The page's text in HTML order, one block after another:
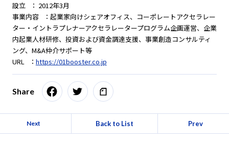
設立 ： 2012年3月
事業内容 ：起業家向けシェアオフィス、コーポレートアクセラレー
ター・イントラプレナーアクセラレータープログラム企画運営、企業
内起業人材研修、投資および資金調達支援、事業創造コンサルティ
ング、M&A仲介サポート等
URL ： https://01booster.co.jp
Share
Next Back to List Prev